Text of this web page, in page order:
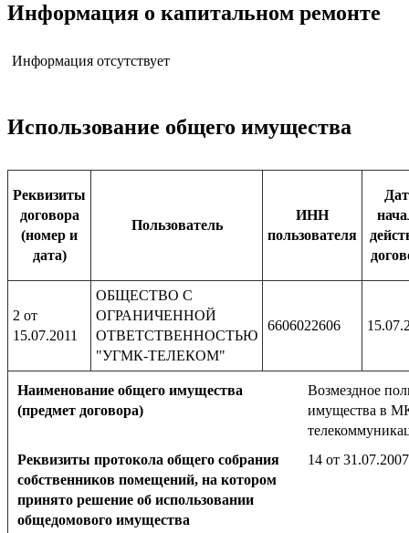
Информация о капитальном ремонте
Информация отсутствует
Использование общего имущества
Реквизиты
договора
(номер и
дата)
Пользователь
ИНН
пользователя
2 от
15.07.2011
ОБЩЕСТВО С
ОГРАНИЧЕННОЙ
ОТВЕТСТВЕННОСТЬЮ
"УГМК-ТЕЛЕКОМ"
6606022606
Наименование общего имущества
(предмет договора)
Возмездное
имущества в
Реквизиты протокола общего собрания
собственников помещений, на котором
принято решение об использовании
общедомового имущества
14 от 31.07.2007